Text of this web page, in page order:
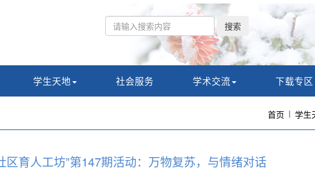
搜索
学生天地 社会服务 学术交流 下载专区
首页 学生
区育人工坊”第147期活动：万物复苏，与情绪对话